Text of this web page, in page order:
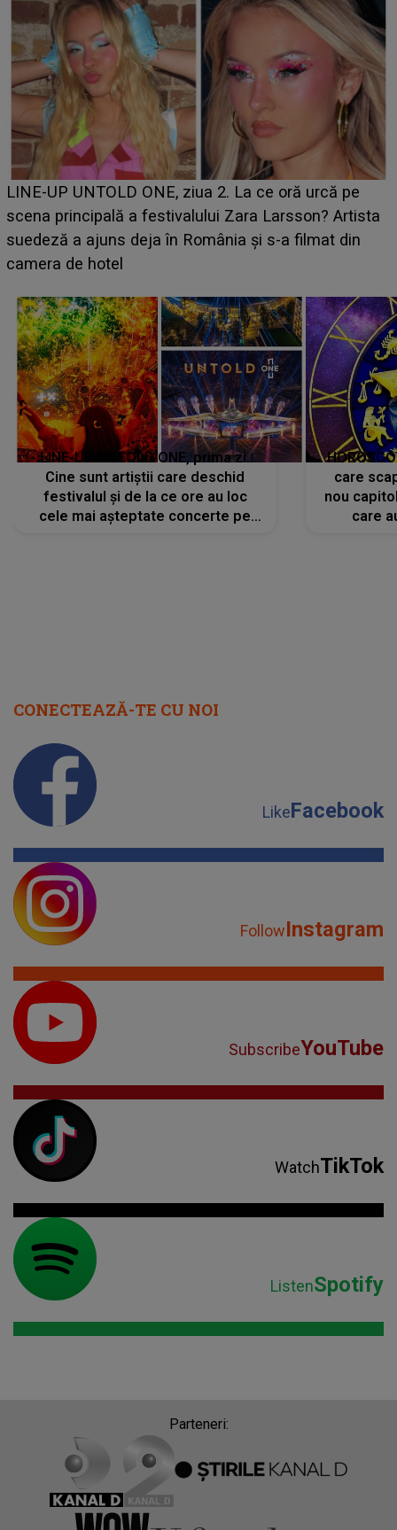
Ce a dezvăluit noua concurentă din "Casa Iubirii" l-a
luat prin surprindere pe Emanuel. CINE ESTE
BĂIATUL VIZAT de Alexandra?! Aflându-se în fața
faptului împlinit, A RECUNOSCUT IMEDIAT: "Am
LINE-UP UNTOLD ONE, prima zi.
Cine sunt artiștii care deschid
festivalul și de la ce ore au loc
cele mai așteptate concerte pe
care
nou
care
CONECTEAZĂ-TE CU NOI
LikeFacebook
FollowInstagram
SubscribeYouTube
WatchTikTok
ListenSpotify
Parteneri: